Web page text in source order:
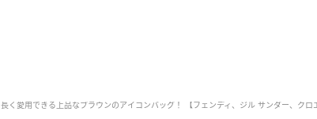
長く愛用できる上品なブラウンのアイコンバッグ！ 【フェンディ、ジル サンダー、クロ